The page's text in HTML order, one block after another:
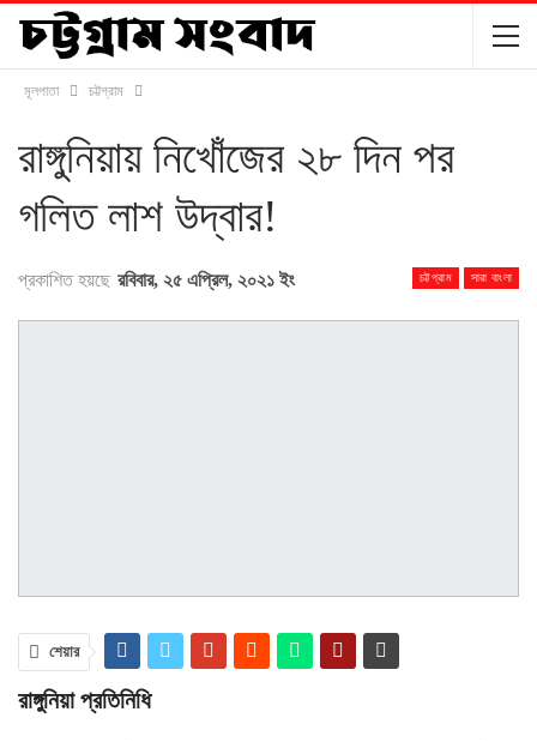
মূলপাতা চট্টগ্রাম
রাঙ্গুনিয়ায় নিখোঁজের ২৮ দিন পর
গলিত লাশ উদ্বার!
চট্টগ্রাম সারা বাংলা
প্রকাশিত হয়ছে রবিবার, ২৫ এপ্রিল, ২০২১ ইং
শেয়ার
রাঙ্গুনিয়া প্রতিনিধি